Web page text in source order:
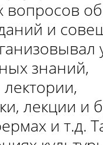
и
знаний,
лекции и
и т.д.